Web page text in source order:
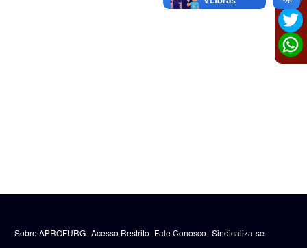
Sobre APROFURG Acesso Restrito Fale Conosco Sindicaliza-se